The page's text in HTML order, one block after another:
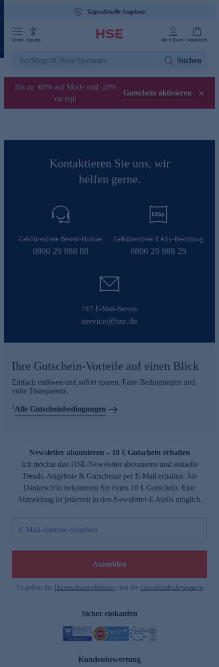
Tagesaktuelle Angebote
Menü Ansicht Mein Konto Warenkorb
Suchen
Bis zu -60% auf Mode und -20%
on top!
Gutschein aktivieren
Kontaktieren Sie uns, wir
helfen gerne.
Gebührenfreie Bestell-Hotline
0800 29 888 88
Gebührenfreie EASy-Bestellung
0800 29 888 29
24/7 E-Mail-Service
service@hse.de
Ihre Gutschein-Vorteile auf einen Blick
Einfach einlösen und sofort sparen. Faire Bedingungen und
volle Transparenz.
1Alle Gutscheinbedingungen
Newsletter abonnieren – 10 € Gutschein erhalten
Ich möchte den HSE-Newsletter abonnieren und aktuelle
Trends, Angebote & Gutscheine per E-Mail erhalten. Als
Dankeschön bekommen Sie einen 10 € Gutschein. Eine
Abmeldung ist jederzeit in den Newsletter-E-Mails möglich.
E-Mail-Adresse eingeben
Anmelden
Es gelten die Datenschutzrichtlinien und die Gutscheinbedingungen
Sicher einkaufen
Kundenbewertung